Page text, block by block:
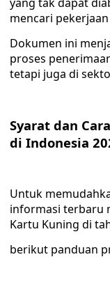
mencari
Dokumen ini
proses
tetapi juga di
Syarat dan
di Indonesia
Untuk
informasi terbaru
Kartu Kuning di
berikut panduan